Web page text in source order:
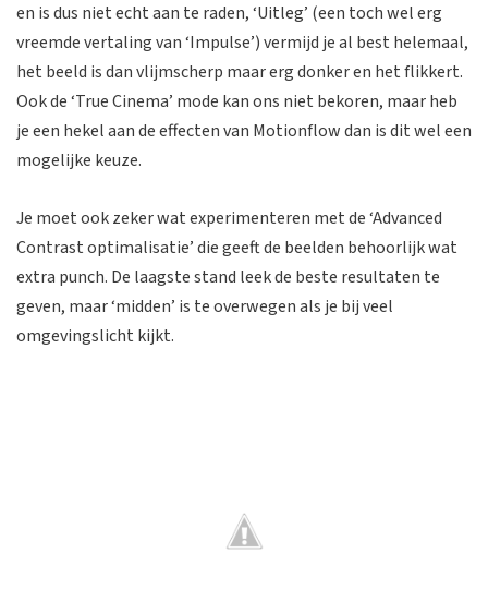
en is dus niet echt aan te raden, ‘Uitleg’ (een toch wel erg
vreemde vertaling van ‘Impulse’) vermijd je al best helemaal,
het beeld is dan vlijmscherp maar erg donker en het flikkert.
Ook de ‘True Cinema’ mode kan ons niet bekoren, maar heb
je een hekel aan de effecten van Motionflow dan is dit wel een
mogelijke keuze.
Je moet ook zeker wat experimenteren met de ‘Advanced
Contrast optimalisatie’ die geeft de beelden behoorlijk wat
extra punch. De laagste stand leek de beste resultaten te
geven, maar ‘midden’ is te overwegen als je bij veel
omgevingslicht kijkt.